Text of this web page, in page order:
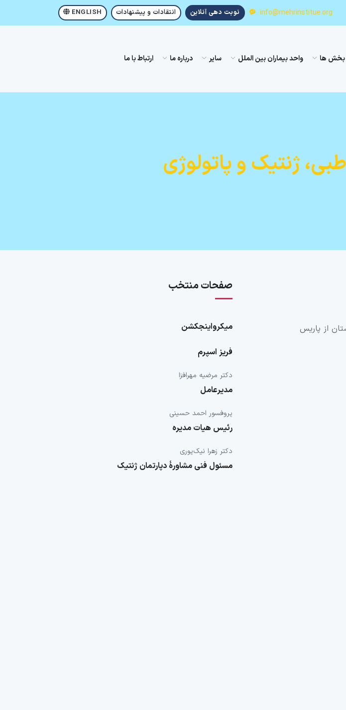
ENGLISH انتقادات و پیشنهادات نوبت دهی آنلاین info@mehrinstitue.org
بخش ها واحد بیماران بین الملل سایر درباره ما ارتباط با ما
ژنتیک و پاتولوژی
از پاریس
صفحات منتخب
میکرواینجکشن
فریز اسپرم
دكتر مرضيه مهرافزا
مدیرعامل
پروفسور احمد حسینی
رئیس هیات مدیره
دکتر زهرا نیک‌پوری
مسئول فنی مشاورۀ دپارتمان ژنتیک